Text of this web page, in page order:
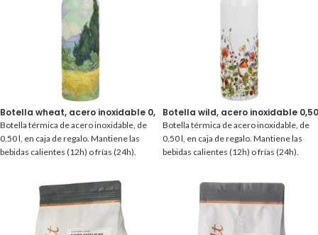
Botella wheat, acero inoxidable 0,50 l.
Botella térmica de acero inoxidable, de
0,50 l, en caja de regalo. Mantiene las
bebidas calientes (12h) o frías (24h).
Botella wild, acero inoxidable
Botella térmica de acero inoxidable, de
0,50 l, en caja de regalo. Mantiene las
bebidas calientes (12h) o frías (24h).